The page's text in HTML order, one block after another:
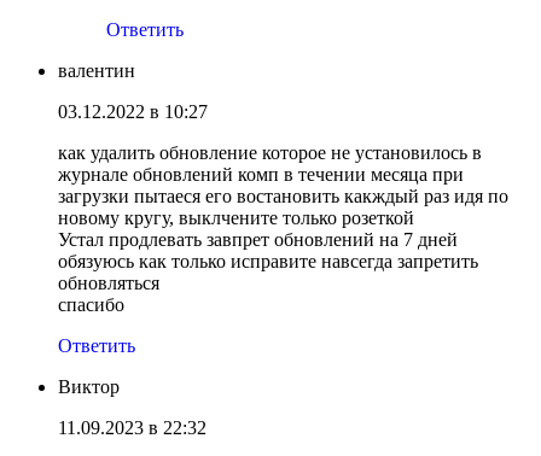
Ответить
валентин
03.12.2022 в 10:27
как удалить обновление которое не установилось в
журнале обновлений комп в течении месяца при
загрузки пытаеся его востановить какждый раз идя по
новому кругу, выклчените только розеткой
Устал продлевать завпрет обновлений на 7 дней
обязуюсь как только исправите навсегда запретить
обновляться
спасибо
Ответить
Виктор
11.09.2023 в 22:32